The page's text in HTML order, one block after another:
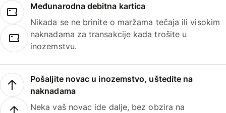
Međunarodna debitna kartica
Nikada se ne brinite o maržama tečaja ili visokim
naknadama za transakcije kada trošite u
inozemstvu.
Pošaljite novac u inozemstvo, uštedite na
naknadama
Neka vaš novac ide dalje, bez obzira na